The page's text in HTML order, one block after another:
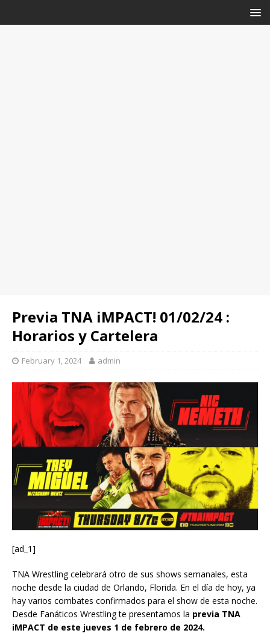
Previa TNA iMPACT! 01/02/24 :
Horarios y Cartelera
February 1, 2024 admin
[ad_1]
TNA Wrestling celebrará otro de sus shows semanales, esta
noche desde la ciudad de Orlando, Florida. En el día de hoy, ya
hay varios combates confirmados para el show de esta noche.
Desde Fanáticos Wrestling te presentamos la previa TNA
iMPACT de este jueves 1 de febrero de 2024.